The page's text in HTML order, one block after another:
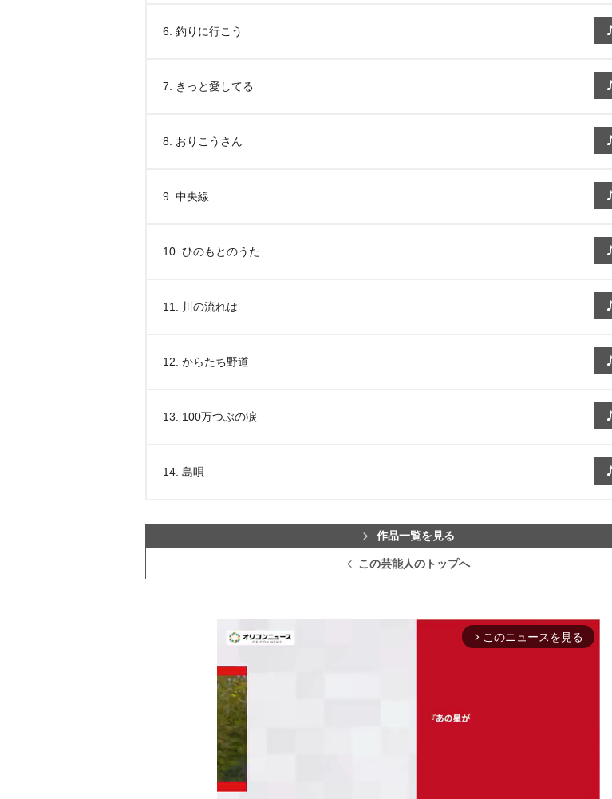
6. 釣りに行こう
7. きっと愛してる
8. おりこうさん
9. 中央線
10. ひのもとのうた
11. 川の流れは
12. からたち野道
13. 100万つぶの涙
14. 島唄
作品一覧を見る
この芸能人のトップへ
arrow_forward_ios このニュースを見る